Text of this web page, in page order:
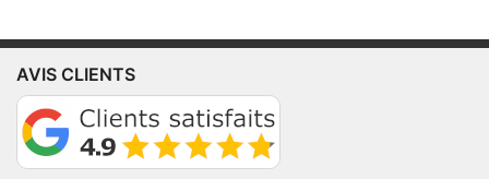
AVIS CLIENTS